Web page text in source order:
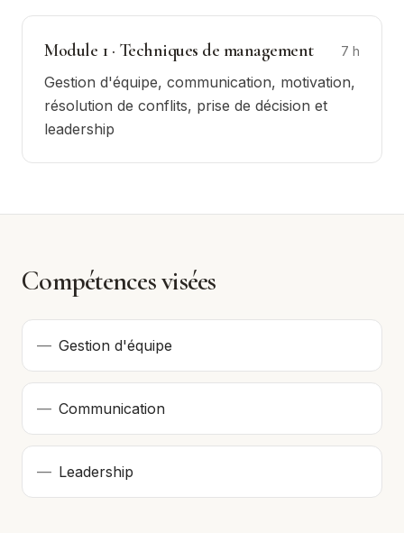
Module 1· Techniques de management 7 h
Gestion d'équipe, communication, motivation,
résolution de conflits, prise de décision et
leadership
Compétences visées
— Gestion d'équipe
— Communication
— Leadership